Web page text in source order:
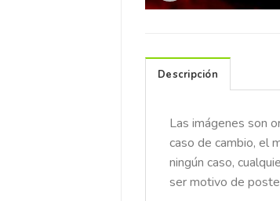
Descripción
Las imágenes son
caso de cambio, el
ningún caso,
ser motivo de